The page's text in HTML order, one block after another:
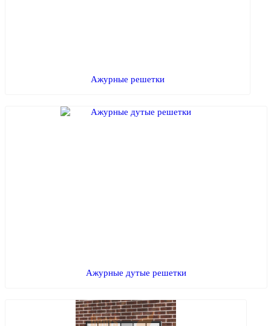
Ажурные решетки
Ажурные дутые решетки